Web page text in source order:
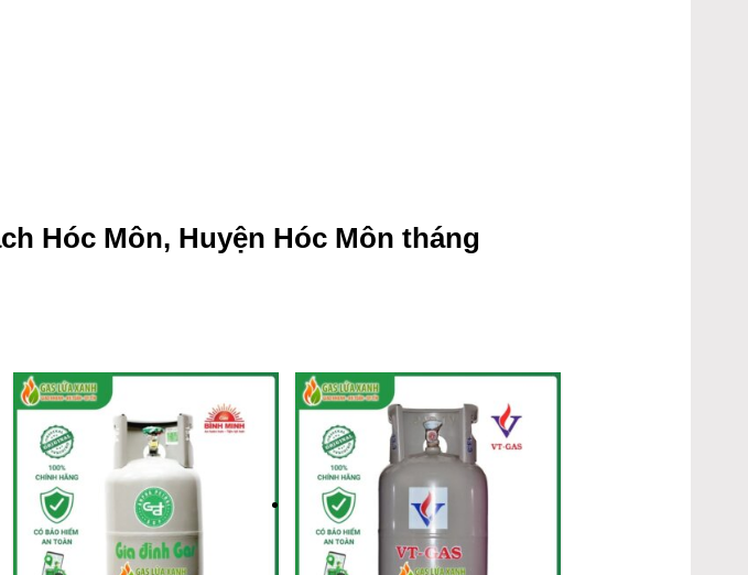
Hóc Môn, Huyện Hóc Môn tháng